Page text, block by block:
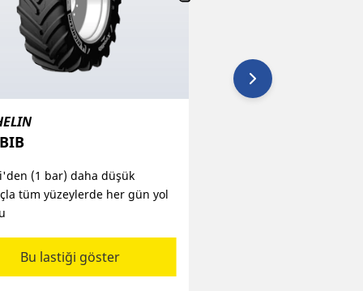
(1 bar) daha düşük
tüm yüzeylerde her gün yol
Bu lastiği göster